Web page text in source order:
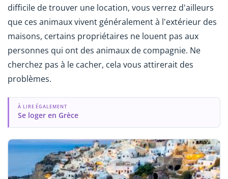
difficile de trouver une location, vous verrez d'ailleurs
que ces animaux vivent généralement à l'extérieur des
maisons, certains propriétaires ne louent pas aux
personnes qui ont des animaux de compagnie. Ne
cherchez pas à le cacher, cela vous attirerait des
problèmes.
À LIRE ÉGALEMENT
Se loger en Grèce